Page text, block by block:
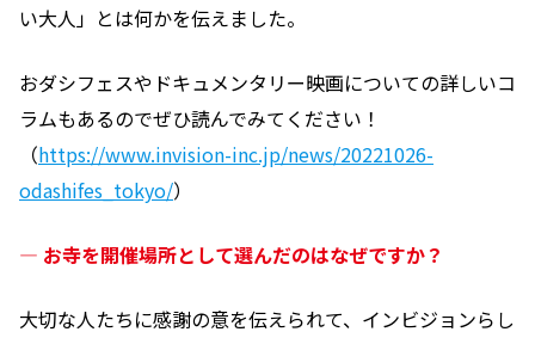
い大人」とは何かを伝えました。
おダシフェスやドキュメンタリー映画についての詳しいコ
ラムもあるのでぜひ読んでみてください！
（https://www.invision-inc.jp/news/20221026-
odashifes_tokyo/）
― お寺を開催場所として選んだのはなぜですか？
大切な人たちに感謝の意を伝えられて、インビジョンらし